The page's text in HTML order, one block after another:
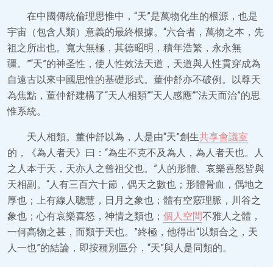
在中國傳統倫理思惟中，“天”是萬物化生的根源，也是
宇宙（包含人類）意義的最終根據。“六合者，萬物之本，先
祖之所出也。寬大無極，其德昭明，積年浩繁，永永無
疆。”“天”的神圣性，使人性效法天道，天道與人性貫穿成為
自遠古以來中國思惟的基礎形式。董仲舒亦不破例。以尊天
為焦點，董仲舒建構了“天人相類”“天人感應”“法天而治”的思
惟系統。
天人相類。董仲舒以為，人是由“天”創生共享會議室
的，《為人者天》曰：“為生不克不及為人，為人者天也。人
之人本于天，天亦人之曾祖父也。”人的形體、哀樂喜怒皆與
天相副。“人有三百六十節，偶天之數也；形體骨血，偶地之
厚也；上有線人聰慧，日月之象也；體有空竅理脈，川谷之
象也；心有哀樂喜怒，神情之類也； 個人空間不雅人之體，
一何高物之甚，而類于天也。”終極，他得出“以類合之，天
人一也”的結論，即按種別區分，“天”與人是同類的。